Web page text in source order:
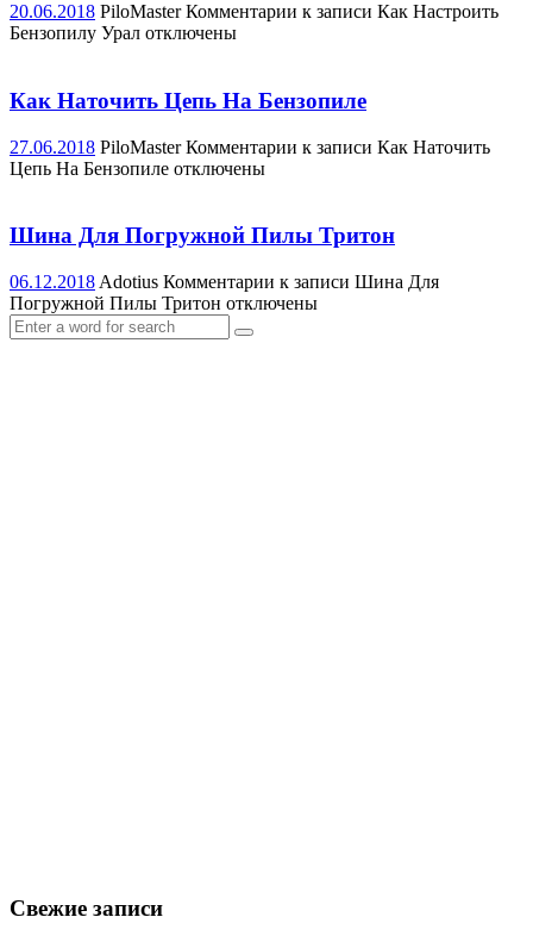
20.06.2018 PiloMaster Комментарии к записи Как Настроить
Бензопилу Урал отключены
Как Наточить Цепь На Бензопиле
27.06.2018 PiloMaster Комментарии к записи Как Наточить
Цепь На Бензопиле отключены
Шина Для Погружной Пилы Тритон
06.12.2018 Adotius Комментарии к записи Шина Для
Погружной Пилы Тритон отключены
Свежие записи